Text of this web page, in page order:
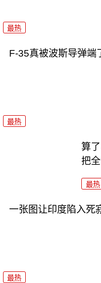
最热
F-35真被波斯导弹端
最热
算
把
最热
一张图让印度陷入死
最热